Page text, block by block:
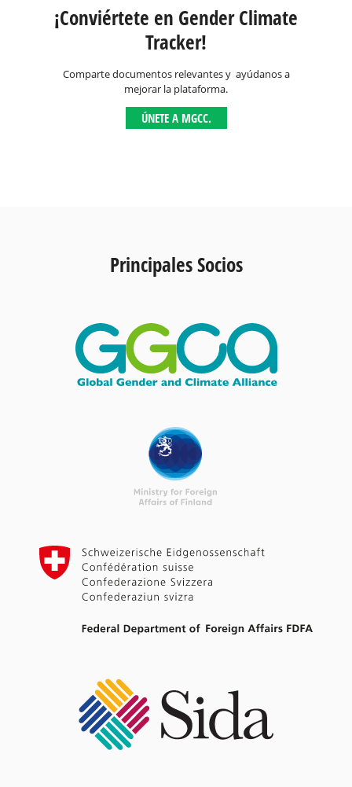
¡Conviértete en Gender Climate
Tracker!
Comparte documentos relevantes y ayúdanos a
mejorar la plataforma.
ÚNETE A MGCC.
Principales Socios